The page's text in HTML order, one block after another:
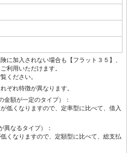
に加入されない場合も【フラット３５】、
利用いただけます。
ください。
ぞれ特徴が異なります。
金額が一定のタイプ）：
低くなりますので、定率型に比べて、借入
異なるタイプ）：
くなりますので、定額型に比べて、総支払